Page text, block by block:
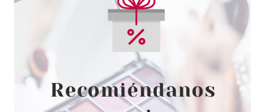
CATRICE
CATRICE ADVENT BEAUTY GIFT
SHOP MINI PALETA SOMBRAS
C01 DAZZLING PINK
COLLECTION 6 GR
-23%
desde
3.60€